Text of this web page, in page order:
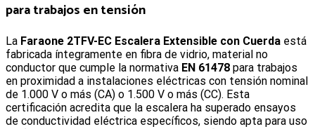
para trabajos en tensión
La Faraone 2TFV-EC Escalera Extensible con Cuerda está
fabricada íntegramente en fibra de vidrio, material no
conductor que cumple la normativa EN 61478 para trabajos
en proximidad a instalaciones eléctricas con tensión nominal
de 1.000 V o más (CA) o 1.500 V o más (CC). Esta
certificación acredita que la escalera ha superado ensayos
de conductividad eléctrica específicos, siendo apta para uso